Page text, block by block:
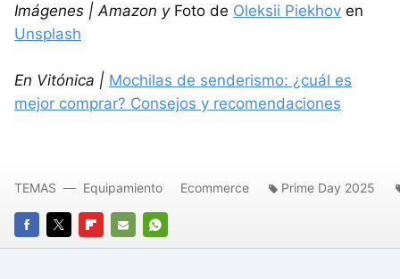
Imágenes | Amazon y Foto de Oleksii Piekhov en
Unsplash
En Vitónica | Mochilas de senderismo: ¿cuál es
mejor comprar? Consejos y recomendaciones
FACEBOOK
TWITTERFLIPBOARD
E-
WHATSAPP
TEMAS Equipamiento Ecommerce Prime Day 2025